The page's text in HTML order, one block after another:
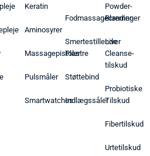
Keratin
Aminosyrer
Massagepistoler
Pulsmåler
Smartwatches
Fodmassagecremer
Smertestillende
Plastre
Støttebind
Indlægssåler
Powder-
Blandinger
Liver
Cleanse-
tilskud
Probiotiske
Tilskud
Fibertilskud
Urtetilskud